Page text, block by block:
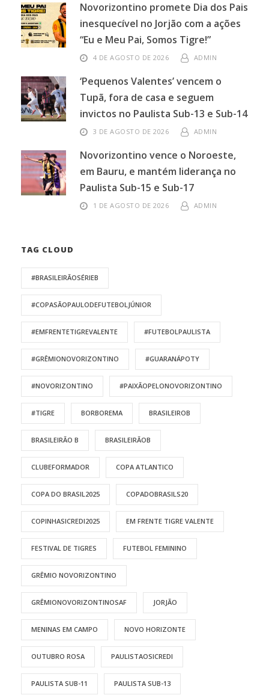
Novorizontino promete Dia dos Pais
inesquecível no Jorjão com a ações
“Eu e Meu Pai, Somos Tigre!”
4 DE AGOSTO DE 2026 ADMIN
‘Pequenos Valentes’ vencem o
Tupã, fora de casa e seguem
invictos no Paulista Sub-13 e Sub-14
3 DE AGOSTO DE 2026 ADMIN
Novorizontino vence o Noroeste,
em Bauru, e mantém liderança no
Paulista Sub-15 e Sub-17
1 DE AGOSTO DE 2026 ADMIN
TAG CLOUD
#BRASILEIRÃOSÉRIEB
#COPASÃOPAULODEFUTEBOLJÚNIOR
#EMFRENTETIGREVALENTE #FUTEBOLPAULISTA
#GRÊMIONOVORIZONTINO #GUARANÁPOTY
#NOVORIZONTINO #PAIXÃOPELONOVORIZONTINO
#TIGRE BORBOREMA BRASILEIROB
BRASILEIRÃO B BRASILEIRÃOB
CLUBEFORMADOR COPA ATLANTICO
COPA DO BRASIL2025 COPADOBRASILS20
COPINHASICREDI2025 EM FRENTE TIGRE VALENTE
FESTIVAL DE TIGRES FUTEBOL FEMININO
GRÊMIO NOVORIZONTINO
GRÊMIONOVORIZONTINOSAF JORJÃO
MENINAS EM CAMPO NOVO HORIZONTE
OUTUBRO ROSA PAULISTAOSICREDI
PAULISTA SUB-11 PAULISTA SUB-13